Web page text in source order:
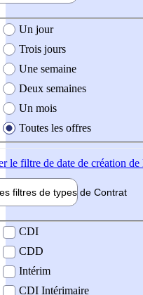
création de l'offre
Un jour
Trois jours
Une semaine
Deux semaines
Un mois
Toutes les offres
le filtre de date de création
filtres de types de Contrat
contrat
CDI
CDD
Intérim
CDI Intérimaire